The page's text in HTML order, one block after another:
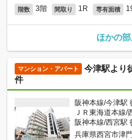
階数 3階 間取り 1R 専有面積
ほかの
マンション・アパート
今津駅より
件
阪神本線/今津駅
ＪＲ東海道本線/
阪神本線/西宮駅
兵庫県西宮市津